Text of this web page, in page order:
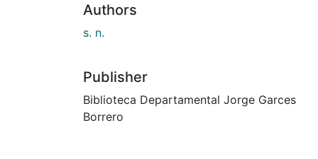
Authors
s. n.
Publisher
Biblioteca Departamental Jorge Garces
Borrero